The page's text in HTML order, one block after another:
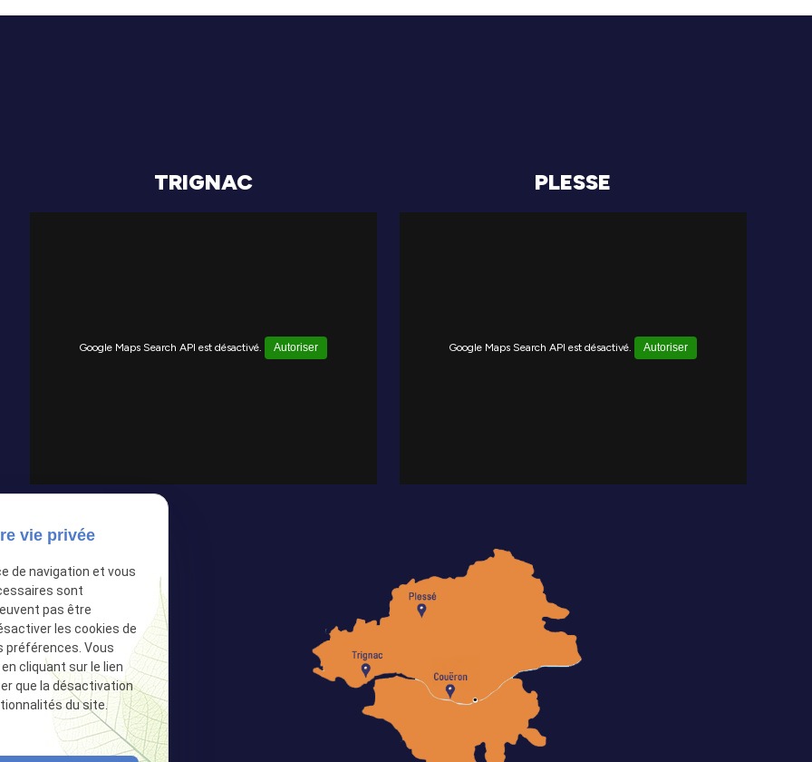
TRIGNAC
Google Maps Search API est désactivé. Autoriser
PLESSE
Google Maps Search API est désactivé. Autoriser
76
:
vie privée
de navigation et vous
sont
pas être
les cookies de
préférences. Vous
cliquant sur le lien
que la désactivation
du site.